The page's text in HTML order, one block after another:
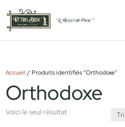
Accueil / Produits identifiés “Orthodoxe”
Orthodoxe
Voici le seul résultat